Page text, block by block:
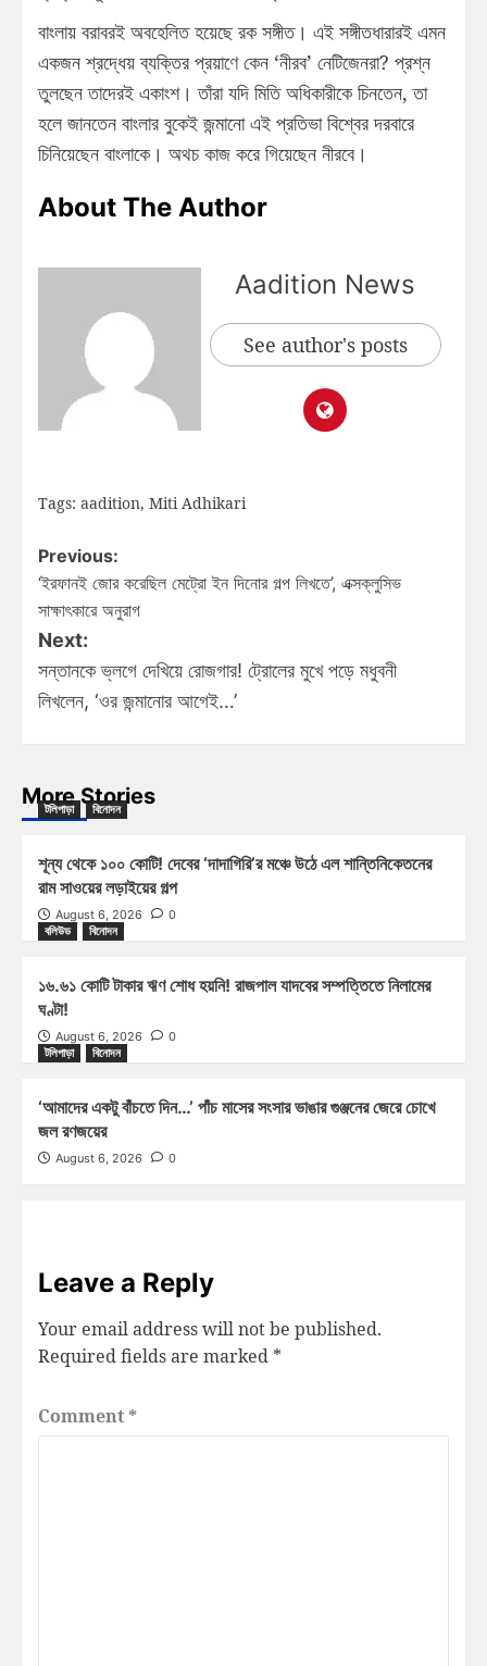
বাংলায় বরাবরই অবহেলিত হয়েছে রক সঙ্গীত। এই সঙ্গীতধারারই এমন
একজন শ্রদ্ধেয় ব্যক্তির প্রয়াণে কেন ‘নীরব’ নেটিজেনরা? প্রশ্ন
তুলছেন তাদেরই একাংশ। তাঁরা যদি মিতি অধিকারীকে চিনতেন, তা
হলে জানতেন বাংলার বুকেই জন্মানো এই প্রতিভা বিশ্বের দরবারে
চিনিয়েছেন বাংলাকে। অথচ কাজ করে গিয়েছেন নীরবে।
About The Author
Aadition News
See author's posts
Tags: aadition, Miti Adhikari
Previous:
‘ইরফানই জোর করেছিল মেট্রো ইন দিনোর গল্প লিখতে’, এক্সক্লুসিভ
সাক্ষাৎকারে অনুরাগ
Next:
সন্তানকে ভ্লগে দেখিয়ে রোজগার! ট্রোলের মুখে পড়ে মধুবনী
লিখলেন, ‘ওর জন্মানোর আগেই…’
More Stories
টলিপাড়া বিনোদন
শূন্য থেকে ১০০ কোটি! দেবের ‘দাদাগিরি’র মঞ্চে উঠে এল শান্তিনিকেতনের
রাম সাওয়ের লড়াইয়ের গল্প
August 6, 2026
0
বলিউড
বিনোদন
১৬.৬১ কোটি টাকার ঋণ শোধ হয়নি! রাজপাল যাদবের সম্পত্তিতে নিলামের
ঘণ্টা!
August 6, 2026
0
টলিপাড়া
বিনোদন
‘আমাদের একটু বাঁচতে দিন…’ পাঁচ মাসের সংসার ভাঙার গুঞ্জনের জেরে চোখে
জল রণজয়ের
August 6, 2026 0
Leave a Reply
Your email address will not be published.
Required fields are marked *
Comment *